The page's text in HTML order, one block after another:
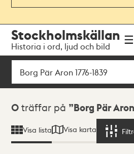
navigationen
huvudinnehållet
Stockholmskällan
Historia i ord, ljud och bild
Sök
Sökresultat
0 träffar på Borg Pär
Visa lista Visa karta